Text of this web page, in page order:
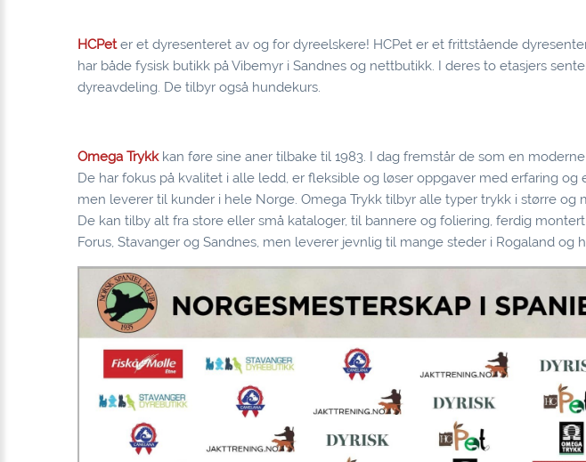
HCPeter et dyresenteret av og for dyreelskere! HCPet er et frittstående
har både fysisk butikk på Vibemyr i Sandnes og nettbutikk. I deres to etasjers
dyreavdeling. De tilbyr også hundekurs.
Omega Trykkkan føre sine aner tilbake til 1983. I dag fremstår de som en
De har fokus på kvalitet i alle ledd, er fleksible og løser oppgaver med erfaring og
men leverer til kunder i hele Norge. Omega Trykk tilbyr alle typer trykk i større og
De kan tilby alt fra store eller små kataloger, til bannere og foliering, ferdig
Forus, Stavanger og Sandnes, men leverer jevnlig til mange steder i Rogaland og